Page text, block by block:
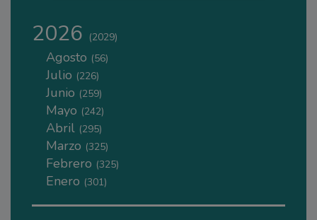
2026 (2029)
Agosto (56)
Julio (226)
Junio (259)
Mayo (242)
Abril (295)
Marzo (325)
Febrero (325)
Enero (301)